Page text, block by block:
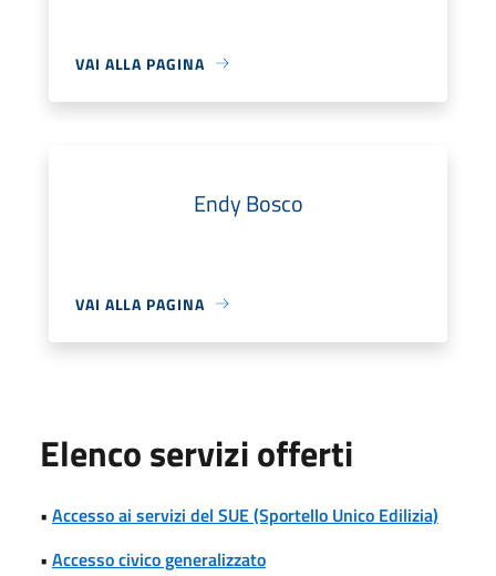
VAI ALLA PAGINA
Endy Bosco
VAI ALLA PAGINA
Elenco servizi offerti
• Accesso ai servizi del SUE (Sportello Unico Edilizia)
• Accesso civico generalizzato